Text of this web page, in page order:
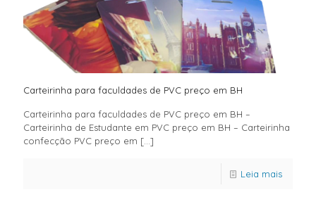
Carteirinha para faculdades de PVC preço em BH
Carteirinha para faculdades de PVC preço em BH –
Carteirinha de Estudante em PVC preço em BH – Carteirinha
confecção PVC preço em […]
Leia mais